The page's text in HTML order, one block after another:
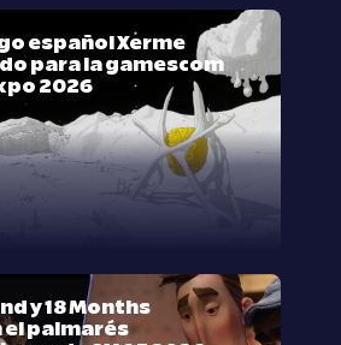
español Xerme
para la gamescom
2026
y 18 Months
el palmarés